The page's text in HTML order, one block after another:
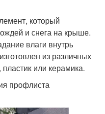
который
и снега на крыше.
влаги внутрь
из различных
или керамика.
профлиста